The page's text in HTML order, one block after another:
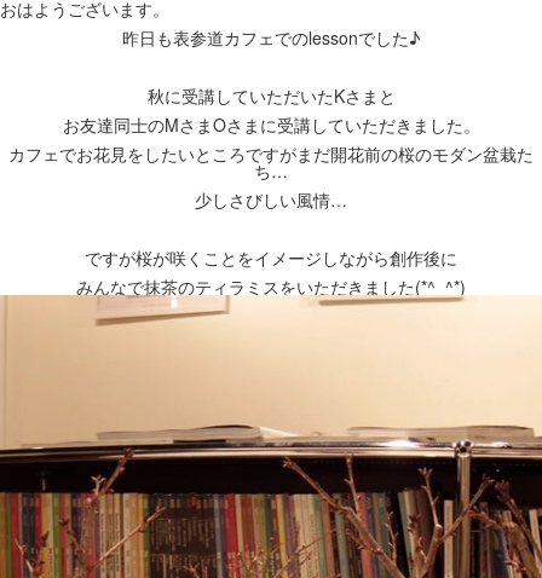
おはようございます。
昨日も表参道カフェでのlessonでした♪
秋に受講していただいたKさまと
お友達同士のMさまOさまに受講していただきました。
カフェでお花見をしたいところですがまだ開花前の桜のモダン盆栽た
ち…
少しさびしい風情…
ですが桜が咲くことをイメージしながら創作後に
みんなで抹茶のティラミスをいただきました(*^_^*)